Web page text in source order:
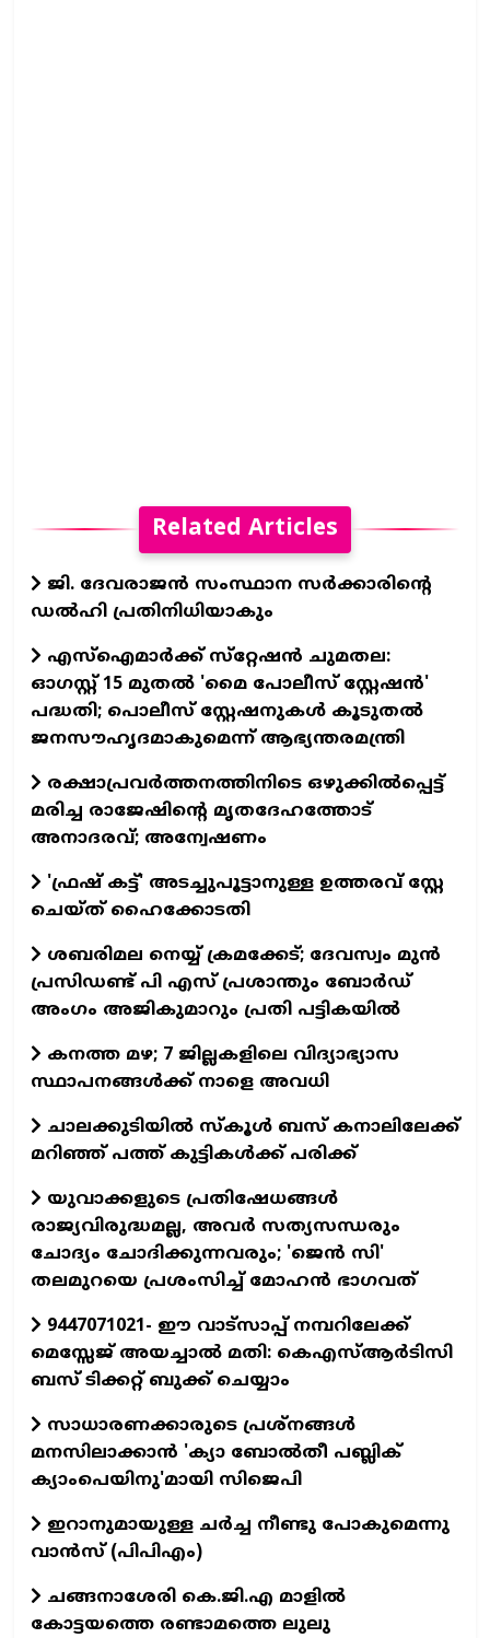
Related Articles
ജി. ദേവരാജൻ സംസ്ഥാന സർക്കാരിന്‍റെ
ഡൽഹി പ്രതിനിധിയാകും
എസ്‌ഐമാര്‍ക്ക് സ്‌റ്റേഷന്‍ ചുമതല:
ഓഗസ്റ്റ് 15 മുതൽ 'മൈ പോലീസ് സ്റ്റേഷൻ'
പദ്ധതി; പൊലീസ് സ്റ്റേഷനുകൾ കൂടുതല്‍
ജനസൗഹൃദമാകുമെന്ന് ആഭ്യന്തരമന്ത്രി
രക്ഷാപ്രവര്‍ത്തനത്തിനിടെ ഒഴുക്കില്‍പ്പെട്ട്
മരിച്ച രാജേഷിന്റെ മൃതദേഹത്തോട്
അനാദരവ്; അന്വേഷണം
'ഫ്രഷ് കട്ട്' അടച്ചുപൂട്ടാനുള്ള ഉത്തരവ് സ്റ്റേ
ചെയ്ത് ഹൈക്കോടതി
ശബരിമല നെയ്യ് ക്രമക്കേട്; ദേവസ്വം മുന്‍
പ്രസിഡണ്ട് പി എസ് പ്രശാന്തും ബോര്‍ഡ്
അംഗം അജികുമാറും പ്രതി പട്ടികയിൽ
കനത്ത മഴ; 7 ജില്ലകളിലെ വിദ്യാഭ്യാസ
സ്ഥാപനങ്ങള്‍ക്ക് നാളെ അവധി
ചാലക്കുടിയില്‍ സ്‌കൂള്‍ ബസ് കനാലിലേക്ക്
മറിഞ്ഞ് പത്ത് കുട്ടികള്‍ക്ക് പരിക്ക്
യുവാക്കളുടെ പ്രതിഷേധങ്ങൾ
രാജ്യവിരുദ്ധമല്ല, അവർ സത്യസന്ധരും
ചോദ്യം ചോദിക്കുന്നവരും; 'ജെൻ സി'
തലമുറയെ പ്രശംസിച്ച് മോഹൻ ഭാഗവത്
9447071021- ഈ വാട്സാപ്പ് നമ്പറിലേക്ക്
മെസ്സേജ് അയച്ചാൽ മതി: കെഎസ്ആർടിസി
ബസ് ടിക്കറ്റ് ബുക്ക് ചെയ്യാം
സാധാരണക്കാരുടെ പ്രശ്നങ്ങൾ
മനസിലാക്കാൻ 'ക‍്യാ ബോൽതീ പബ്ലിക്
ക‍്യാംപെയിനു'മായി സിജെപി
ഇറാനുമായുള്ള ചർച്ച നീണ്ടു പോകുമെന്നു
വാൻസ്‌ (പിപിഎം)
ചങ്ങനാശേരി കെ.ജി.എ മാളിൽ
കോട്ടയത്തെ രണ്ടാമത്തെ ലുലു